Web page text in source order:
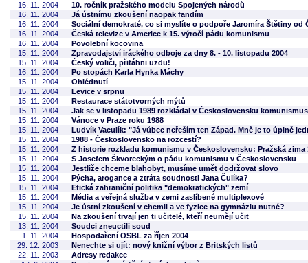
16. 11. 2004
10. ročník pražského modelu Spojených národů
16. 11. 2004
Já ústnímu zkoušení naopak fandím
16. 11. 2004
Sociální demokraté, co si myslíte o podpoře Jaromíra Štětiny od
16. 11. 2004
Česká televize v Americe k 15. výročí pádu komunismu
16. 11. 2004
Povolební kocovina
15. 11. 2004
Zpravodajství iráckého odboje za dny 8. - 10. listopadu 2004
15. 11. 2004
Český voliči, přitáhni uzdu!
16. 11. 2004
Po stopách Karla Hynka Máchy
15. 11. 2004
Ohlédnutí
15. 11. 2004
Levice v srpnu
15. 11. 2004
Restaurace státotvorných mýtů
15. 11. 2004
Jak se v listopadu 1989 rozkládal v Československu komunismus
15. 11. 2004
Vánoce v Praze roku 1988
15. 11. 2004
Ludvík Vaculík: "Já vůbec neřeším ten Západ. Mně je to úplně
15. 11. 2004
1988 - Československo na rozcestí?
15. 11. 2004
Z historie rozkladu komunismu v Československu: Pražská zima
15. 11. 2004
S Josefem Škvoreckým o pádu komunismu v Československu
15. 11. 2004
Jestliže chceme blahobyt, musíme umět dodržovat slovo
15. 11. 2004
Pýcha, arogance a ztráta soudnosti Jana Čulíka?
15. 11. 2004
Etická zahraniční politika "demokratických" zemí
15. 11. 2004
Média a veřejná služba v zemi zaslíbené multiplexové
15. 11. 2004
Je ústní zkoušení v chemii a ve fyzice na gymnáziu nutné?
15. 11. 2004
Na zkoušení trvají jen ti učitelé, kteří neumějí učit
13. 11. 2004
Soudci zneuctili soud
1. 11. 2004
Hospodaření OSBL za říjen 2004
29. 12. 2003
Nenechte si ujít: nový knižní výbor z Britských listů
22. 11. 2003
Adresy redakce